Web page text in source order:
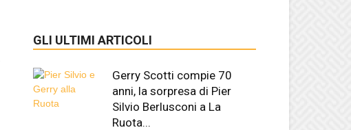
GLI ULTIMI ARTICOLI
Gerry Scotti compie 70
anni, la sorpresa di Pier
Silvio Berlusconi a La
Ruota...